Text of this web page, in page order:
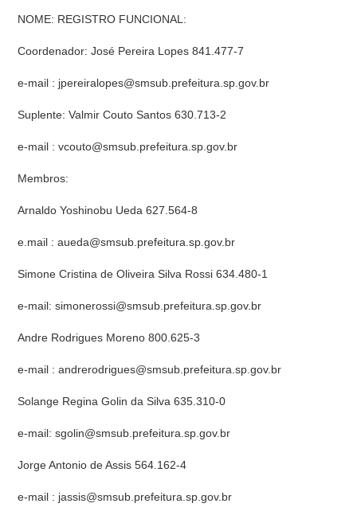
NOME: REGISTRO FUNCIONAL:
Coordenador: José Pereira Lopes 841.477-7
e-mail : jpereiralopes@smsub.prefeitura.sp.gov.br
Suplente: Valmir Couto Santos 630.713-2
e-mail : vcouto@smsub.prefeitura.sp.gov.br
Membros:
Arnaldo Yoshinobu Ueda 627.564-8
e.mail : aueda@smsub.prefeitura.sp.gov.br
Simone Cristina de Oliveira Silva Rossi 634.480-1
e-mail: simonerossi@smsub.prefeitura.sp.gov.br
Andre Rodrigues Moreno 800.625-3
e-mail : andrerodrigues@smsub.prefeitura.sp.gov.br
Solange Regina Golin da Silva 635.310-0
e-mail: sgolin@smsub.prefeitura.sp.gov.br
Jorge Antonio de Assis 564.162-4
e-mail : jassis@smsub.prefeitura.sp.gov.br